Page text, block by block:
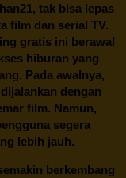
, tak bisa lepas
film dan serial TV.
gratis ini berawal
hiburan yang
Pada awalnya,
dengan
film. Namun,
segera
lebih jauh.
berkembang